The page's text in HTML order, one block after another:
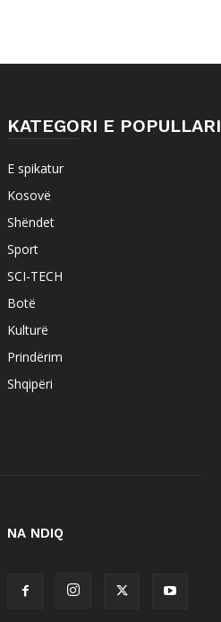
KATEGORI E
E spikatur
Kosovë
Shëndet
Sport
SCI-TECH
Botë
Kulturë
Prindërim
Shqipëri
NA NDIQ